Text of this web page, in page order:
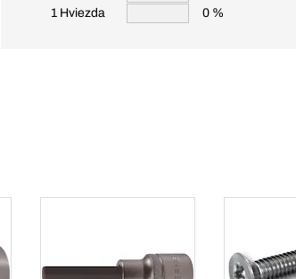
1 Hviezda
0 %